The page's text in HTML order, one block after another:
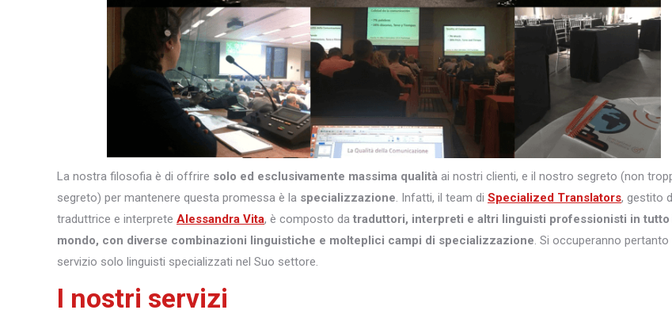
La nostra filosofia è di offrire solo ed esclusivamente massima qualità ai nostri clienti, e il nostro segreto (non
segreto) per mantenere questa promessa è la specializzazione . Infatti, il team di Specialized Translators, gestito
traduttrice e interprete Alessandra Vita, è composto da traduttori, interpreti e altri linguisti professionisti in tutto
mondo, con diverse combinazioni linguistiche e molteplici campi di specializzazione . Si occuperanno pertanto
servizio solo linguisti specializzati nel Suo settore.
I nostri servizi